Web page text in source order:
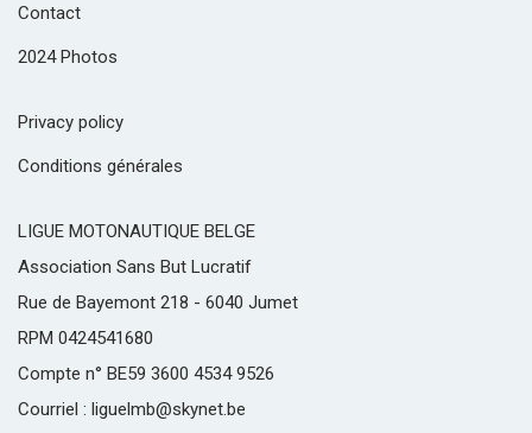
Contact
2024 Photos
Privacy policy
Conditions générales
LIGUE MOTONAUTIQUE BELGE
Association Sans But Lucratif
Rue de Bayemont 218 - 6040 Jumet
RPM 0424541680
Compte n° BE59 3600 4534 9526
Courriel : liguelmb@skynet.be